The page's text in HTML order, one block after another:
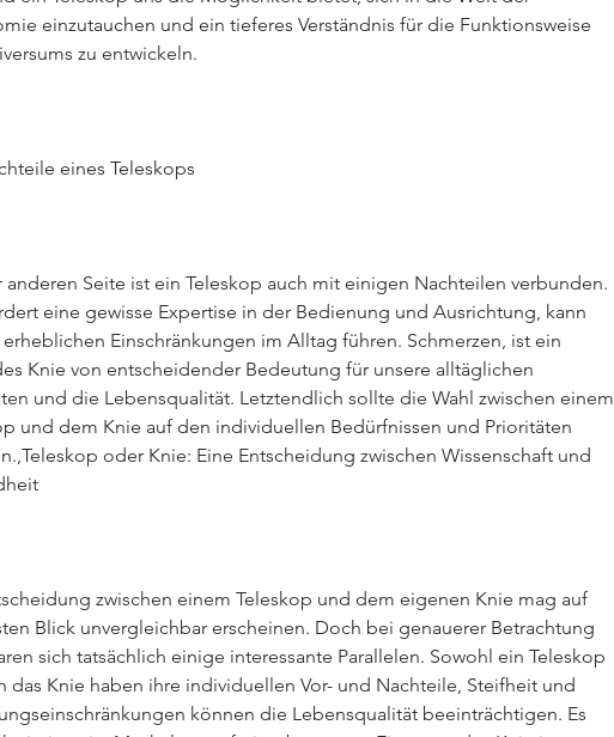
einzutauchen und ein tieferes Verständnis für die Funktionsweise
zu entwickeln.
eines Teleskops
anderen Seite ist ein Teleskop auch mit einigen Nachteilen verbunden.
eine gewisse Expertise in der Bedienung und Ausrichtung, kann
Einschränkungen im Alltag führen. Schmerzen, ist ein
Knie von entscheidender Bedeutung für unsere alltäglichen
und die Lebensqualität. Letztendlich sollte die Wahl zwischen einem
und dem Knie auf den individuellen Bedürfnissen und Prioritäten
oder Knie: Eine Entscheidung zwischen Wissenschaft und
zwischen einem Teleskop und dem eigenen Knie mag auf
Blick unvergleichbar erscheinen. Doch bei genauerer Betrachtung
sich tatsächlich einige interessante Parallelen. Sowohl ein Teleskop
das Knie haben ihre individuellen Vor- und Nachteile, Steifheit und
können die Lebensqualität beeinträchtigen. Es